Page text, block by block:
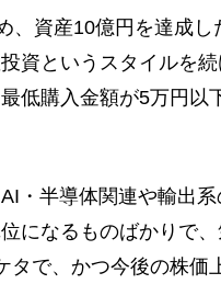
資産10億円を達成し
資というスタイルを
低購入金額が5万円以
・半導体関連や輸出
になるものばかりで
タで、かつ今後の株価